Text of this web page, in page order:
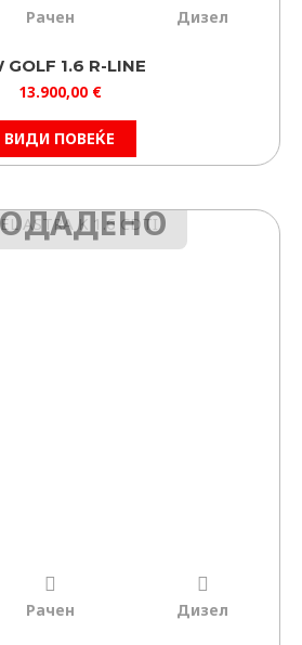
Рачен Дизел
GOLF 1.6 R-LINE
13.900,00 €
ВИДИ ПОВЕЌЕ
Рачен Дизел